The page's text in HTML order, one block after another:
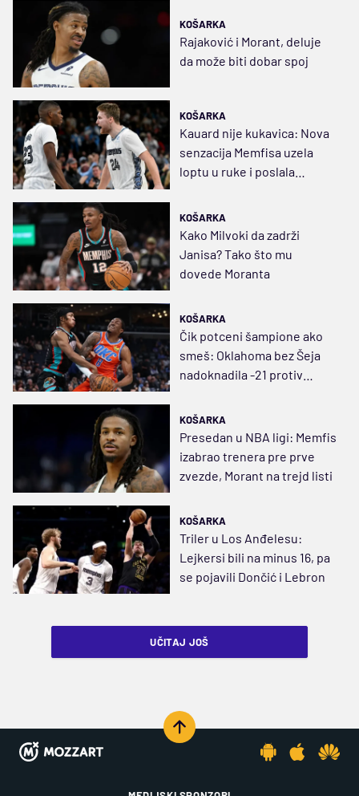
KOŠARKA
Rajaković i Morant, deluje
da može biti dobar spoj
KOŠARKA
Kauard nije kukavica: Nova
senzacija Memfisa uzela
loptu u ruke i poslala
KOŠARKA
Kako Milvoki da zadrži
Janisa? Tako što mu
dovede Moranta
KOŠARKA
Čik potceni šampione ako
smeš: Oklahoma bez Šeja
nadoknadila -21 protiv
KOŠARKA
Presedan u NBA ligi: Memfis
izabrao trenera pre prve
zvezde, Morant na trejd listi
KOŠARKA
Triler u Los Anđelesu:
Lejkersi bili na minus 16, pa
se pojavili Dončić i Lebron
UČITAJ JOŠ